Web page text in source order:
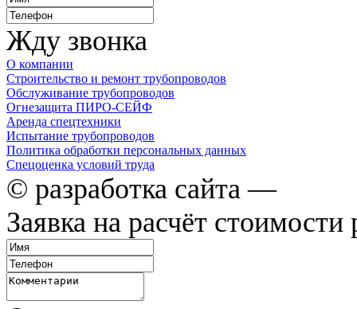
Жду звонка
О компании
Строительство и ремонт трубопроводов
Обслуживание трубопроводов
Огнезащита ПИРО-СЕЙФ
Аренда спецтехники
Испытание трубопроводов
Политика обработки персональных данных
Спецоценка условий труда
© разработка сайта —
Заявка на расчёт стоимости